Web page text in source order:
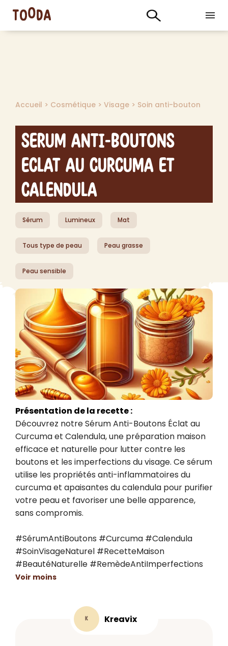
Accueil > Cosmétique > Visage > Soin anti-bouton
Serum Anti-Boutons
Eclat au Curcuma et
Calendula
Sérum Lumineux Mat
Tous type de peau Peau grasse
Peau sensible
Présentation de la recette :
Découvrez notre Sérum Anti-Boutons Éclat au
Curcuma et Calendula, une préparation maison
efficace et naturelle pour lutter contre les
boutons et les imperfections du visage. Ce sérum
utilise les propriétés anti-inflammatoires du
curcuma et apaisantes du calendula pour purifier
votre peau et favoriser une belle apparence,
sans compromis.
#SérumAntiBoutons #Curcuma #Calendula
#SoinVisageNaturel #RecetteMaison
#BeautéNaturelle #RemèdeAntiImperfections
Voir moins
K Kreavix